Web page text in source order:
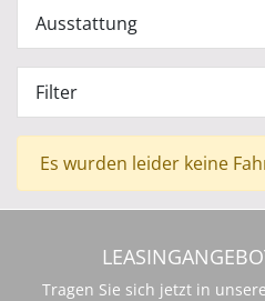
Ausstattung
Filter
Es wurden leider keine
Tragen Sie sich jetzt in